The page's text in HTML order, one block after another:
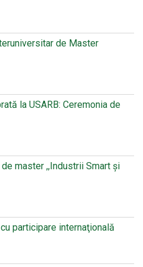
de Master
la USARB: Ceremonia de
master ,,Industrii Smart și
participare internaţională